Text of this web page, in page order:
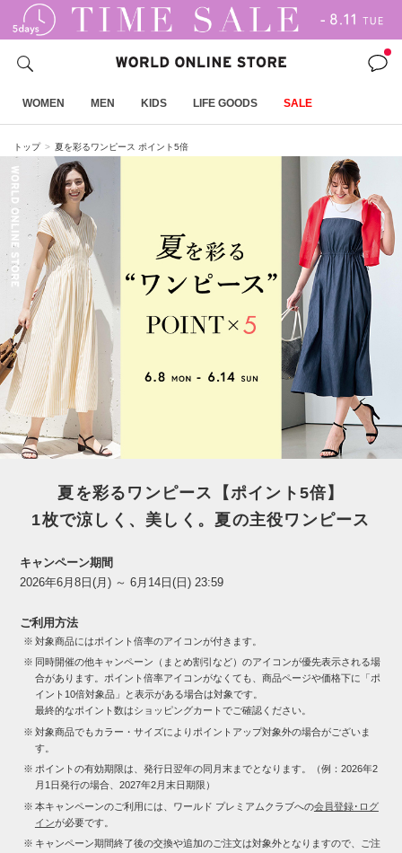
WOMEN MEN KIDS LIFE GOODS SALE
トップ 夏を彩るワンピース ポイント5倍
夏を彩るワンピース【ポイント5倍】
1枚で涼しく、美しく。夏の主役ワンピース
キャンペーン期間
2026年6月8日(月) ～ 6月14日(日) 23:59
ご利用方法
対象商品にはポイント倍率のアイコンが付きます。
同時開催の他キャンペーン（まとめ割引など）のアイコンが優先表示される場
合があります。ポイント倍率アイコンがなくても、商品ページや価格下に「ポ
イント10倍対象品」と表示がある場合は対象です。
最終的なポイント数はショッピングカートでご確認ください。
対象商品でもカラー・サイズによりポイントアップ対象外の場合がございま
す。
ポイントの有効期限は、発行日翌年の同月末までとなります。（例：2026年2
月1日発行の場合、2027年2月末日期限）
本キャンペーンのご利用には、ワールド プレミアムクラブへの会員登録･ログ
インが必要です。
キャンペーン期間終了後の交換や追加のご注文は対象外となりますので、ご注